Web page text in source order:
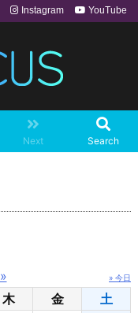
Next Search
Instagram YouTube
» » 今日
木 金
土